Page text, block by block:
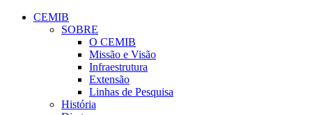
Conteúdo principal
CEMIB
SOBRE
O CEMIB
Missão e Visão
Infraestrutura
Extensão
Linhas de Pesquisa
História